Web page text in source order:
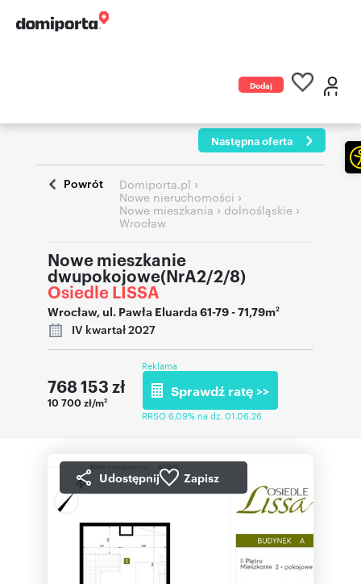
Dodaj
Następna oferta
Powrót Domiporta.pl ›
Nowe nieruchomości ›
Nowe mieszkania › dolnośląskie ›
Wrocław
Nowe mieszkanie
dwupokojowe(NrA2/2/8)
Osiedle LISSA
Wrocław, ul. Pawła Eluarda 61-79- 71,79m2
IV kwartał 2027
768 153 zł
10 700 zł/m2
Reklama
Sprawdź ratę >>
RRSO 6,09% na dz. 01.06.26
Udostępnij Zapisz